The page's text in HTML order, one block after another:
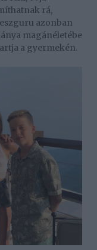
rá,
azonban
magánéletébe
a gyermekén.